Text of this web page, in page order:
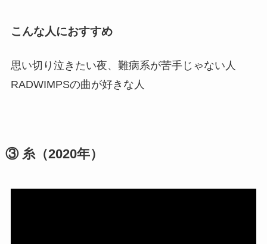
こんな人におすすめ
思い切り泣きたい夜、難病系が苦手じゃない人
RADWIMPSの曲が好きな人
③ 糸（2020年）